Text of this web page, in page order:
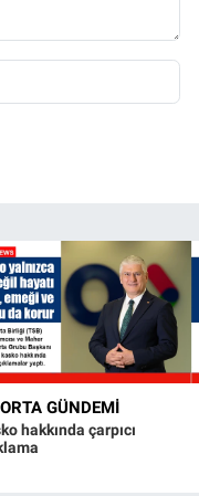
GÜNDEMI
hakkında çarpıcı